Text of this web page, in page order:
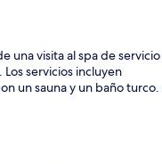
una visita al spa de servicio
servicios incluyen
un sauna y un baño turco.